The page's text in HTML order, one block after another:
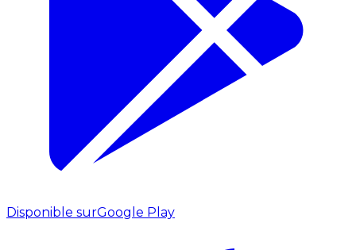
Disponible surGoogle Play